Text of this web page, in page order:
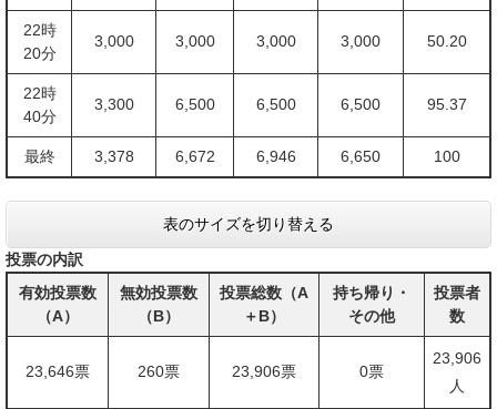
22時
20分
3,000 3,000 3,000 3,000 50.20
22時
40分
3,300 6,500 6,500 6,500 95.37
最終 3,378 6,672 6,946 6,650 100
表のサイズを切り替える
投票の内訳
有効投票数
（A）
無効投票数
（B）
投票総数（A
＋B）
持ち帰り・
その他
投票者
数
23,646票 260票 23,906票 0票
23,906
人